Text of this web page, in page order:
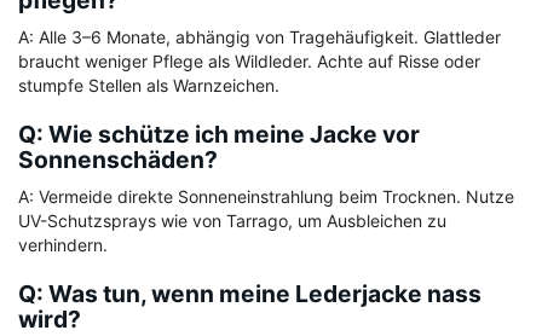
A: Alle 3–6 Monate, abhängig von Tragehäufigkeit. Glattleder
braucht weniger Pflege als Wildleder. Achte auf Risse oder
stumpfe Stellen als Warnzeichen.
Q: Wie schütze ich meine Jacke vor
Sonnenschäden?
A: Vermeide direkte Sonneneinstrahlung beim Trocknen. Nutze
UV-Schutzsprays wie von Tarrago, um Ausbleichen zu
verhindern.
Q: Was tun, wenn meine Lederjacke nass
wird?